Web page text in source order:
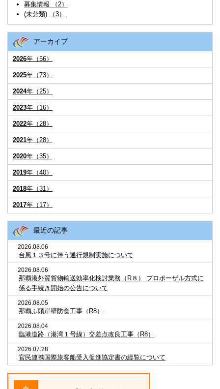
募集情報 （2）
(未分類) （3）
アーカイブ
2026年（56）
2025年（73）
2024年（25）
2023年（16）
2022年（28）
2021年（28）
2020年（35）
2019年（40）
2018年（31）
2017年（17）
最近の記事
2026.08.06
台風１３号に伴う通行規制実施について
2026.08.06
那覇港外貿貨物輸送効率化検討業務（R８） プロポーザル方式に
係る手続き開始の公告について
2026.08.05
那覇ふ頭岸壁防食工事（R8）
2026.08.04
臨港道路（港湾１号線）交差点改良工事（R8）
2026.07.28
官民連携国際旅客船受入促進協定書の縦覧について